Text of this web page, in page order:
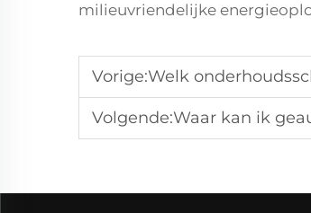
milieuvriendelijke
Vorige:Welk
Volgende:Waar kan ik